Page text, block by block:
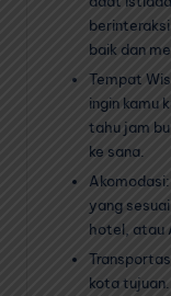
baik dan
Tempat
ingin kamu
tahu jam
ke sana.
yang
hotel, atau
kota tujuan.